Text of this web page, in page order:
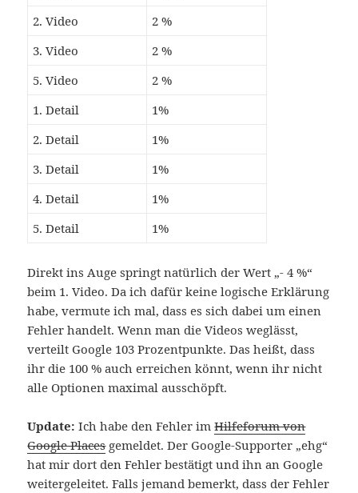
2. Video
2 %
3. Video
2 %
5. Video
2 %
1. Detail
1%
2. Detail
1%
3. Detail
1%
4. Detail
1%
5. Detail
1%
Direkt ins Auge springt natürlich der Wert „- 4 %“
beim 1. Video. Da ich dafür keine logische Erklärung
habe, vermute ich mal, dass es sich dabei um einen
Fehler handelt. Wenn man die Videos weglässt,
verteilt Google 103 Prozentpunkte. Das heißt, dass
ihr die 100 % auch erreichen könnt, wenn ihr nicht
alle Optionen maximal ausschöpft.
Update: Ich habe den Fehler imHilfeforum von
Google Placesgemeldet. Der Google-Supporter „ehg“
hat mir dort den Fehler bestätigt und ihn an Google
weitergeleitet. Falls jemand bemerkt, dass der Fehler